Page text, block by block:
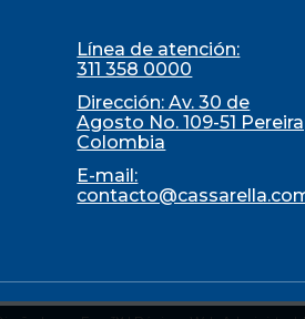
Línea de atención:
311 358 0000
Dirección: Av. 30 de
Agosto No. 109-51
Colombia
E-mail: